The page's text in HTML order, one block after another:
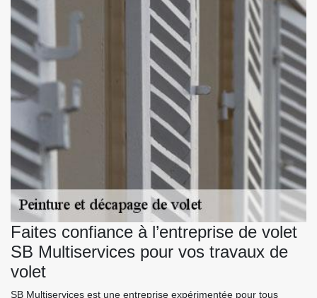
Faites confiance à l’entreprise de volet
SB Multiservices pour vos travaux de
volet
SB Multiservices est une entreprise expérimentée pour tous